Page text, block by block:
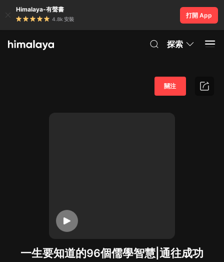
Himalaya-有聲書
4.8k 安裝
打開 App
探索
一生要知道的96個儒學智慧|通往成功
關注